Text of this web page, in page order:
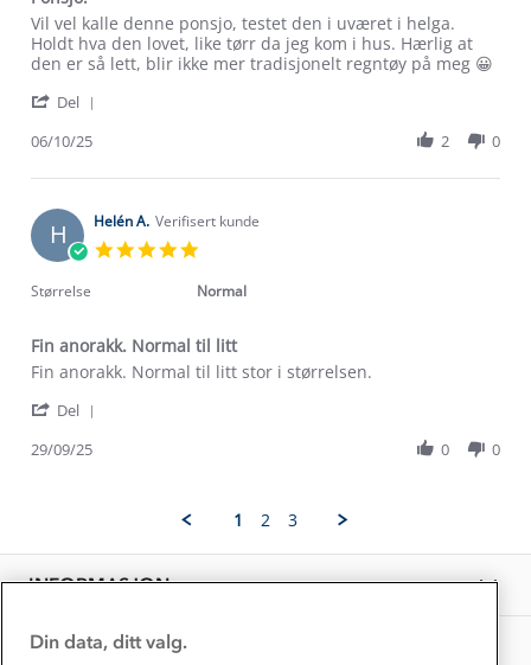
Review
by
Vigdis
on
Oct
review
stating
Ponsjo.
Vil vel kalle denne ponsjo, testet den i uværet i helga.
Holdt hva den lovet, like tørr da jeg kom i hus. Hærlig at
den er så lett, blir ikke mer tradisjonelt regntøy på meg 😀
Del
Vigdis
on
6
Oct
06/10/25 2 0
H Helén A. Verifisert kunde
rating
Størrelse Normal
Fin anorakk. Normal til litt
Review
Helén
on
review
Fin
Normal
Fin anorakk. Normal til litt stor i størrelsen.
Del
29
2025
29/09/25 0 0
1 2 3
INFORMASJON
Konkurransevinnere
Kundeklubb
Bedrift, barnehage og SFO
Presse
OM OSS
Om Stormberg
Klima og miljø
Etisk handel
Dyreetikk
Samarbeide med oss?
Trelagsprinsippet barn
Dette trenger du til barnehagen
Gravidklær
Hvordan velge riktig turtøy?
Store størrelser
Turmat oppskrifter
Norgesferie 🇳🇴
Få turinspirasjon og tips her⛰
Overnatte utendørs⛺
Leirskole 🥾
Din data, ditt valg.